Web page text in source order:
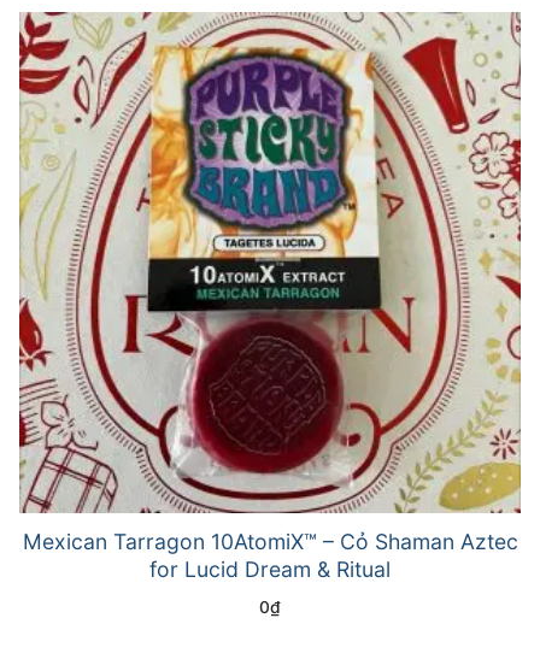
Mexican Tarragon 10AtomiX™ – Cỏ Shaman Aztec
for Lucid Dream & Ritual
0₫